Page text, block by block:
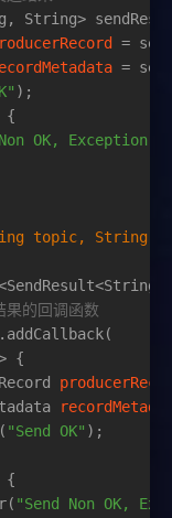
String>
=
=
);
{
OK, Exception:
topic, String
的回调函数
{
"Send OK" );
{
"Send Non OK,